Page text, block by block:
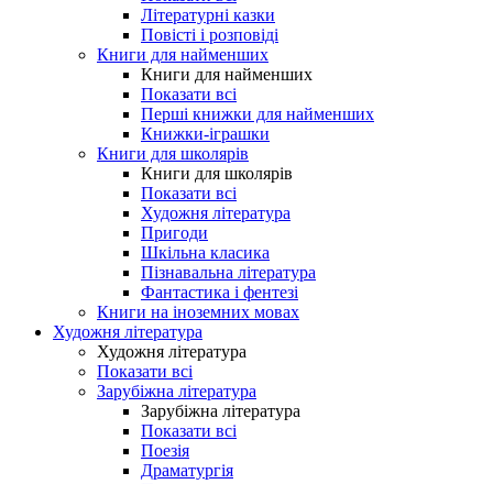
Літературні казки
Повісті і розповіді
Книги для найменших
Книги для найменших
Показати всі
Перші книжки для найменших
Книжки-іграшки
Книги для школярів
Книги для школярів
Показати всі
Художня література
Пригоди
Шкільна класика
Пізнавальна література
Фантастика і фентезі
Книги на іноземних мовах
Художня література
Художня література
Показати всі
Зарубіжна література
Зарубіжна література
Показати всі
Поезія
Драматургія